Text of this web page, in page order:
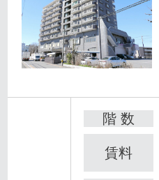
階 数
賃料